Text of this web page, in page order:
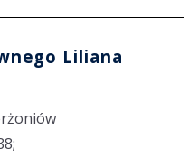
Liliana